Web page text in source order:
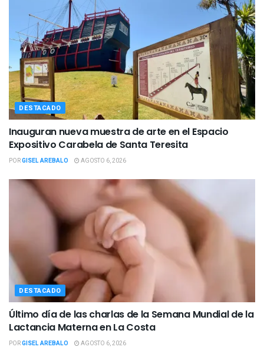
DESTACADO
Inauguran nueva muestra de arte en el Espacio
Expositivo Carabela de Santa Teresita
PORGISEL AREBALO AGOSTO 6, 2026
DESTACADO
Último día de las charlas de la Semana Mundial de la
Lactancia Materna en La Costa
PORGISEL AREBALO AGOSTO 6, 2026